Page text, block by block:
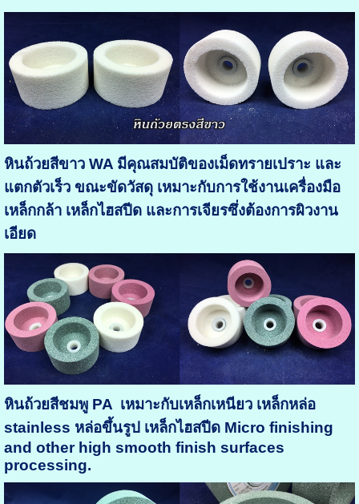
หินถ้วยสีขาว WAมีคุณสมบัติของเม็ดทรายเปราะ และ
แตกตัวเร็ว ขณะขัดวัสดุ เหมาะกับการใช้งานเครื่องมือ
เหล็กกล้า เหล็กไฮสปีด และการเจียรซึ่งต้องการผิวงาน
เอียด
หินถ้วยสีชมพู PAเหมาะกับเหล็กเหนียว เหล็กหล่อ
stainless หล่อขึ้นรูป เหล็กไฮสปีด Micro finishing
and other high smooth finish surfaces
processing.